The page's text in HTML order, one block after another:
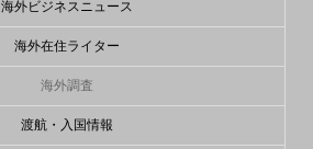
海外ビジネスニュース
海外在住ライター
海外調査
渡航・入国情報